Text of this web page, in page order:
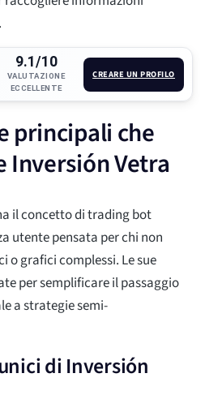
9.1/10
VALUTAZIONE
ECCELLENTE
CREARE UN PROFILO
principali che
Vetra
il concetto di trading bot
utente pensata per chi non
o grafici complessi. Le sue
per semplificare il passaggio
a strategie semi-
di Inversión